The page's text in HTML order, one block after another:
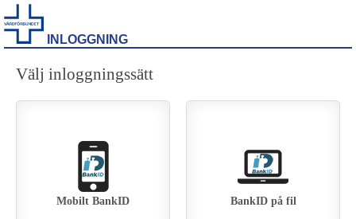
INLOGGNING
Välj inloggningssätt
Mobilt BankID BankID på fil